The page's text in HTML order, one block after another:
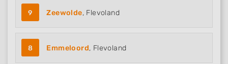
9 Zeewolde, Flevoland
8 Emmeloord, Flevoland